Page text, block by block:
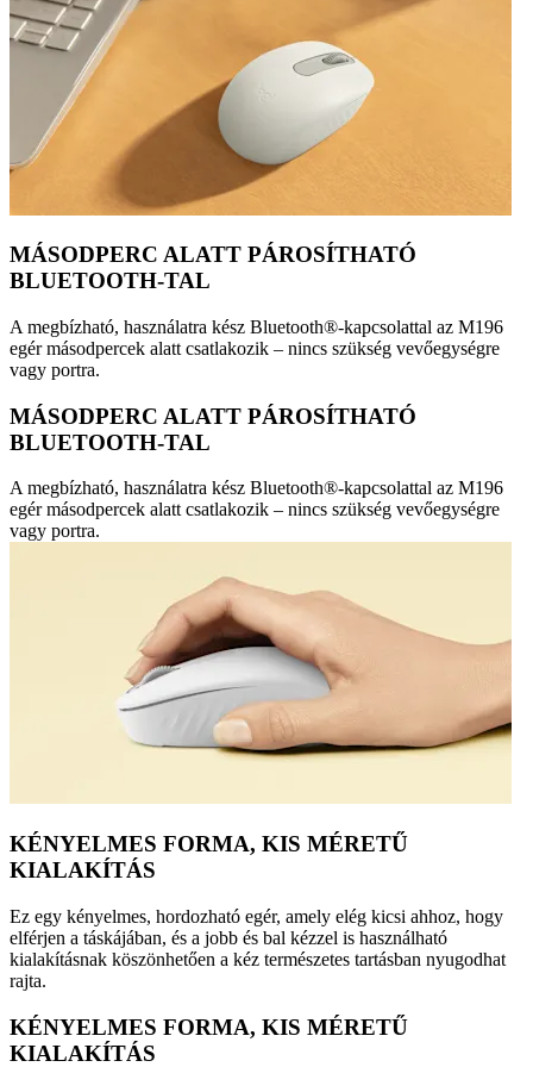
MÁSODPERC ALATT PÁROSÍTHATÓ
BLUETOOTH-TAL
A megbízható, használatra kész Bluetooth®-kapcsolattal az M196
egér másodpercek alatt csatlakozik – nincs szükség vevőegységre
vagy portra.
MÁSODPERC ALATT PÁROSÍTHATÓ
BLUETOOTH-TAL
A megbízható, használatra kész Bluetooth®-kapcsolattal az M196
egér másodpercek alatt csatlakozik – nincs szükség vevőegységre
vagy portra.
KÉNYELMES FORMA, KIS MÉRETŰ
KIALAKÍTÁS
Ez egy kényelmes, hordozható egér, amely elég kicsi ahhoz, hogy
elférjen a táskájában, és a jobb és bal kézzel is használható
kialakításnak köszönhetően a kéz természetes tartásban nyugodhat
rajta.
KÉNYELMES FORMA, KIS MÉRETŰ
KIALAKÍTÁS